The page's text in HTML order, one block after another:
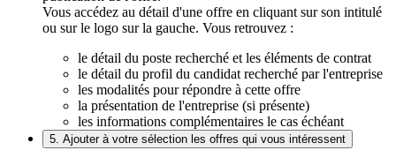
Vous accédez au détail d'une offre en cliquant sur son intitulé
ou sur le logo sur la gauche. Vous retrouvez :
le détail du poste recherché et les éléments de contrat
le détail du profil du candidat recherché par l'entreprise
les modalités pour répondre à cette offre
la présentation de l'entreprise (si présente)
les informations complémentaires le cas échéant
5. Ajouter à votre sélection les offres qui vous intéressent